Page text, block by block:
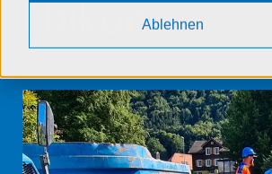
Ablehnen
Ebikon